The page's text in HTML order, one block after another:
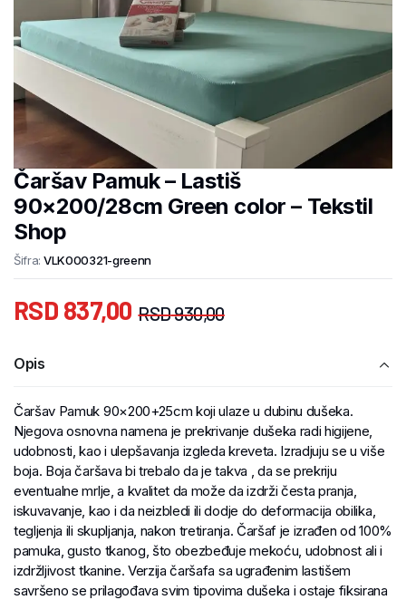
Čaršav Pamuk – Lastiš
90×200/28cm Green color – Tekstil
Shop
Šifra: VLK000321-greenn
RSD930,00
RSD 837,00
Opis
Čaršav Pamuk 90×200+25cm koji ulaze u dubinu dušeka.
Njegova osnovna namena je prekrivanje dušeka radi higijene,
udobnosti, kao i ulepšavanja izgleda kreveta. Izradjuju se u više
boja. Boja čaršava bi trebalo da je takva , da se prekriju
eventualne mrlje, a kvalitet da može da izdrži česta pranja,
iskuvavanje, kao i da neizbledi ili dodje do deformacija obilika,
tegljenja ili skupljanja, nakon tretiranja. Čaršaf je izrađen od 100%
pamuka, gusto tkanog, što obezbeđuje mekoću, udobnost ali i
izdržljivost tkanine. Verzija čaršafa sa ugrađenim lastišem
savršeno se prilagođava svim tipovima dušeka i ostaje fiksirana